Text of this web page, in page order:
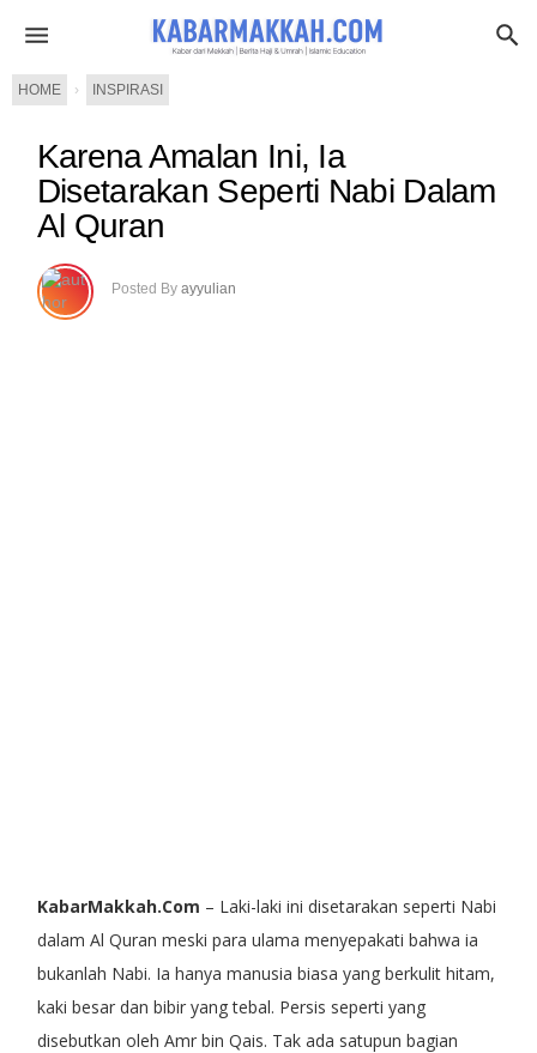
HOME › INSPIRASI
Karena Amalan Ini, Ia
Disetarakan Seperti Nabi Dalam
Al Quran
Posted By ayyulian
KabarMakkah.Com – Laki-laki ini disetarakan seperti Nabi
dalam Al Quran meski para ulama menyepakati bahwa ia
bukanlah Nabi. Ia hanya manusia biasa yang berkulit hitam,
kaki besar dan bibir yang tebal. Persis seperti yang
disebutkan oleh Amr bin Qais. Tak ada satupun bagian